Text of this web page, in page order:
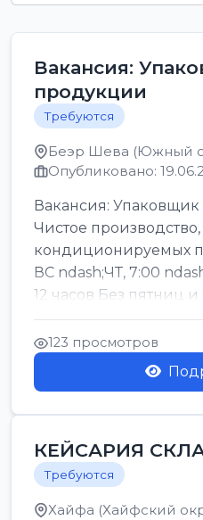
Вакансия:
продукции
Требуются
Беэр Шева (Южный
Опубликовано:
Вакансия:
Чистое
кондиционируемых
ВС ndash;ЧТ, 7:00
12 часов Без пятниц
Офаким, Нети...
123 просмотров
КЕЙСАРИЯ
Требуются
Хайфа (Хайфский